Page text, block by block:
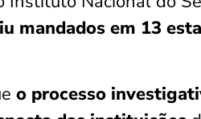
mandados em 13
o processo